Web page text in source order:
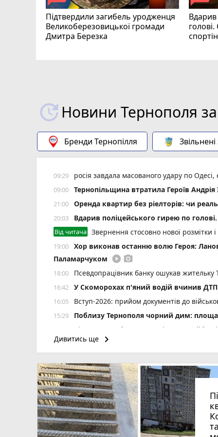
Підтвердили загибель уродженця
Великоберезовицької громади
Дмитра Березка
Новини Тернополя за
Бренди Тернопілля
09:29 росія завдала масованого удару по Одесі,
09:00 Тернопільщина втратила Героїв
21:00 Оренда квартир без ріелторів: чи
20:03 Вдарив поліцейського гирею по
Від читача Звернення стосовно нової розмітки
19:00
Хор виконав останню волю Героя:
Паламарчуком play_circle_filled photo_camera
18:00 Псевдопрацівник банку ошукав
16:42 У Скоморохах п'яний водій вчинив ДТП
16:05 Вступ-2026: прийом документів до
15:29 Поблизу Тернополя чорний дим:
Відновили роботу котельні на
14:00 Готуємо дієтичний кабачковий брауні на
12:14 За добу на Тернопільщині ліквідували
11:00 Куди піти, що побачити у Тернополі на
Дивитись ще keyboard_arrow_right